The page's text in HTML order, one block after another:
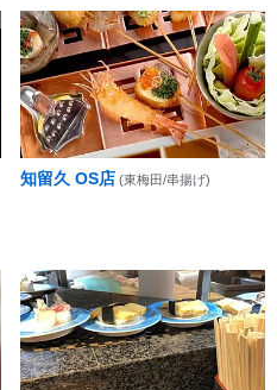
知留久 OS店 (東梅田/串揚げ)